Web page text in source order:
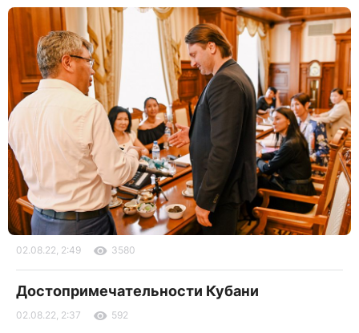
02.08.22, 2:49 3580
Достопримечательности Кубани
02.08.22, 2:37 592